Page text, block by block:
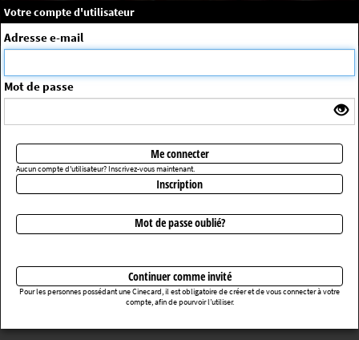
Message système
La séance choisie n'a pas été trouvée
Votre compte d'utilisateur
Adresse e-mail
Mot de passe
Me connecter
Aucun compte d'utilisateur? Inscrivez-vous maintenant.
Inscription
Mot de passe oublié?
Continuer comme invité
Pour les personnes possédant une Cinecard, il est obligatoire de créer et de vous connecter à votre
compte, afin de pourvoir l’utiliser.